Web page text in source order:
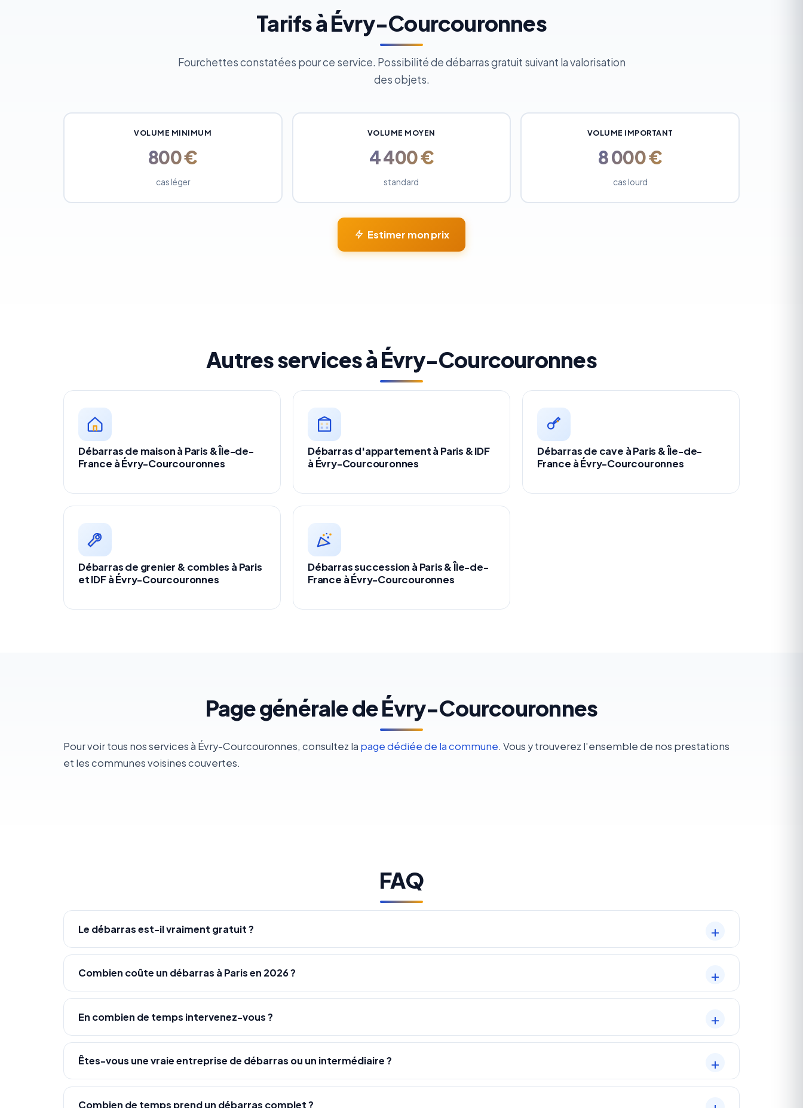
Tarifs à Évry-Courcouronnes
Fourchettes constatées pour ce service. Possibilité de débarras gratuit suivant la valorisation
des objets.
VOLUME MINIMUM
800 €
cas léger
VOLUME MOYEN
4 400 €
standard
VOLUME IMPORTANT
8 000 €
cas lourd
Estimer mon prix
Autres services à Évry-Courcouronnes
Débarras de maison à Paris & Île-de-
France à Évry-Courcouronnes
Débarras d'appartement à Paris & IDF
à Évry-Courcouronnes
Débarras de cave à Paris & Île-de-
France à Évry-Courcouronnes
Débarras de grenier & combles à Paris
et IDF à Évry-Courcouronnes
Débarras succession à Paris & Île-de-
France à Évry-Courcouronnes
Page générale de Évry-Courcouronnes
Pour voir tous nos services à Évry-Courcouronnes, consultez la page dédiée de la commune. Vous y trouverez l'ensemble de nos prestations
et les communes voisines couvertes.
FAQ
Le débarras est-il vraiment gratuit ?
Combien coûte un débarras à Paris en 2026 ?
En combien de temps intervenez-vous ?
Êtes-vous une vraie entreprise de débarras ou un intermédiaire ?
Combien de temps prend un débarras complet ?